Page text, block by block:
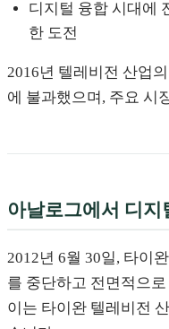
디지털 융합 시대에
한 도전
2016년 텔레비전 산업
에 불과했으며, 주요 시
아날로그에서 디지
2012년 6월 30일, 타이
를 중단하고 전면적으
이는 타이완 텔레비전